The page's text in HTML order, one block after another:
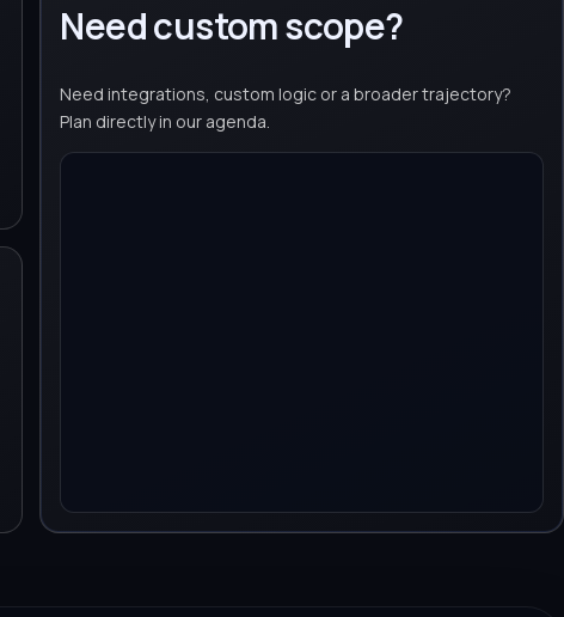
Need custom scope?
Need integrations, custom logic or a broader trajectory?
Plan directly in our agenda.